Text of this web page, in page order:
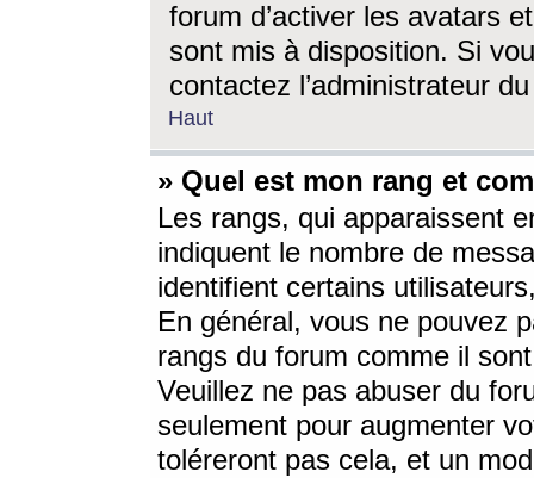
forum d’activer les avatars
sont mis à disposition. Si
contactez l’administrateur
Haut
» Quel est mon rang et
Les rangs, qui apparaissent
indiquent le nombre de
identifient certains
En général, vous ne pouvez
rangs du forum comme il
Veuillez ne pas abuser du
seulement pour augmenter
toléreront pas cela, et un